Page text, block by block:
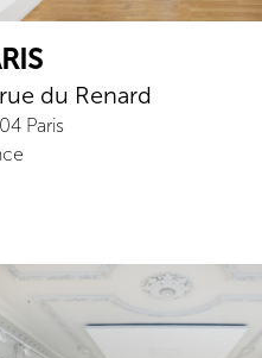
du Renard
Paris